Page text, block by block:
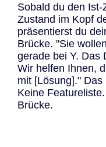
Sobald du den
Zustand im Kopf
präsentierst du
Brücke. "Sie
gerade bei Y. Das
Wir helfen Ihnen,
mit [Lösung]."
Keine
Brücke.